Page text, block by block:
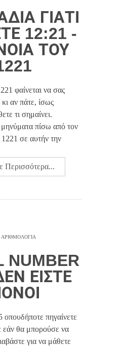
ΓΙΑΤΊ
12:21 -
ΤΟΥ
φαίνεται να σας
αν πάτε, ίσως
τι σημαίνει.
πίσω από τον
σε αυτήν την
Περισσότερα...
ΑΡΙΘΜΟΛΟΓΊΑ
NUMBER
ΕΊΣΤΕ
οπουδήποτε πηγαίνετε
εάν θα μπορούσε να
για να μάθετε